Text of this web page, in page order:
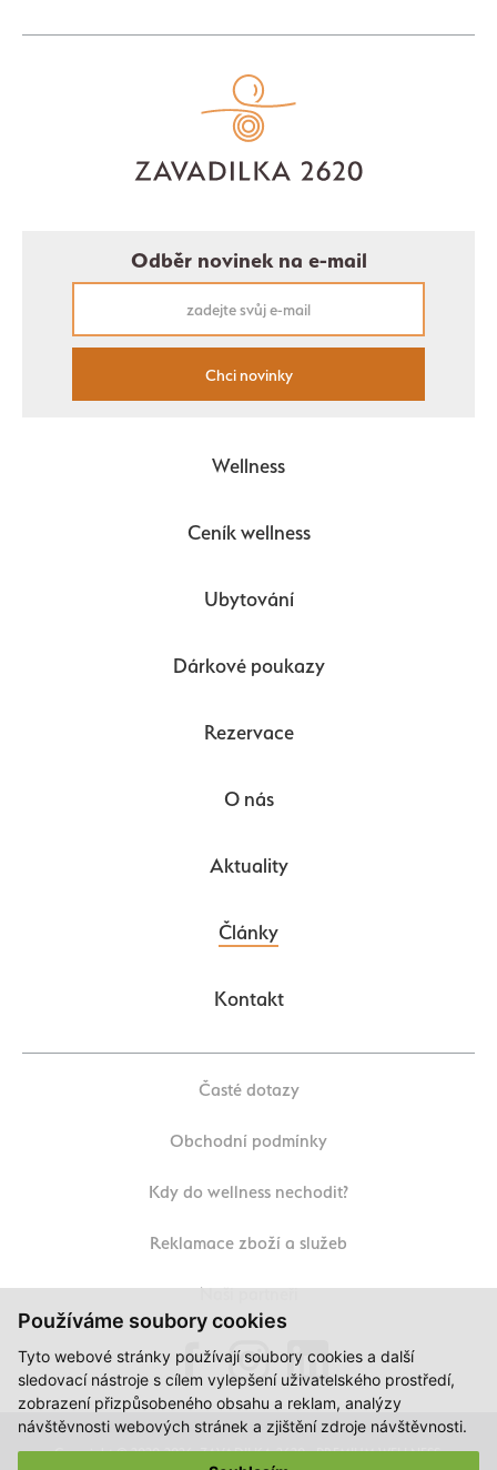
Používáme soubory cookies
Tyto webové stránky používají soubory cookies a další
sledovací nástroje s cílem vylepšení uživatelského prostředí,
zobrazení přizpůsobeného obsahu a reklam, analýzy
návštěvnosti webových stránek a zjištění zdroje návštěvnosti.
Odběr novinek na e-mail
Chci novinky
Wellness
Ceník wellness
Ubytování
Dárkové poukazy
Rezervace
O nás
Aktuality
Články
Kontakt
Časté dotazy
Obchodní podmínky
Kdy do wellness nechodit?
Reklamace zboží a služeb
Naši partneři
Copyright © 2020-2026, ZAVADILKA 2620 - PREMIUM WELLNESS,